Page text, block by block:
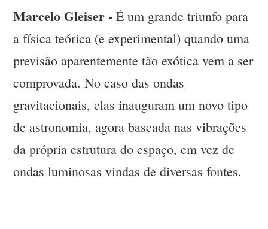
Marcelo Gleiser -É um grande triunfo para
a física teórica (e experimental) quando uma
previsão aparentemente tão exótica vem a ser
comprovada. No caso das ondas
gravitacionais, elas inauguram um novo tipo
de astronomia, agora baseada nas vibrações
da própria estrutura do espaço, em vez de
ondas luminosas vindas de diversas fontes.